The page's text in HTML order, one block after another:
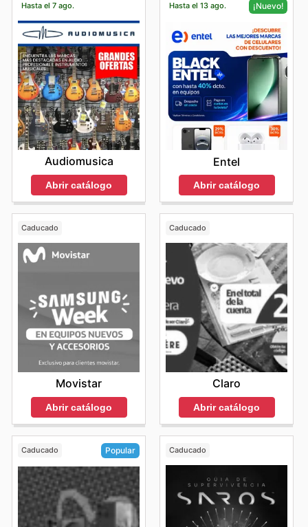
Hasta el 7 ago.
Audiomusica
Abrir catálogo
Hasta el 13 ago. ¡Nuevo!
Entel
Abrir catálogo
Caducado
Movistar
Abrir catálogo
Caducado
Claro
Abrir catálogo
Caducado Popular Caducado